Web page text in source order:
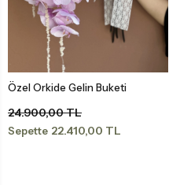
Sepete Ekle
Özel Orkide Gelin Buketi
24.900,00 TL
Sepette 22.410,00 TL